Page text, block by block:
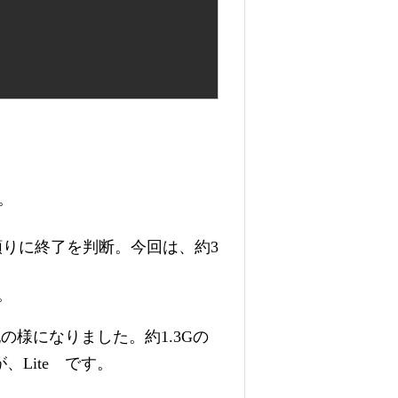
に終了を判断。今回は、約3
様になりました。約1.3Gの
、Lite です。